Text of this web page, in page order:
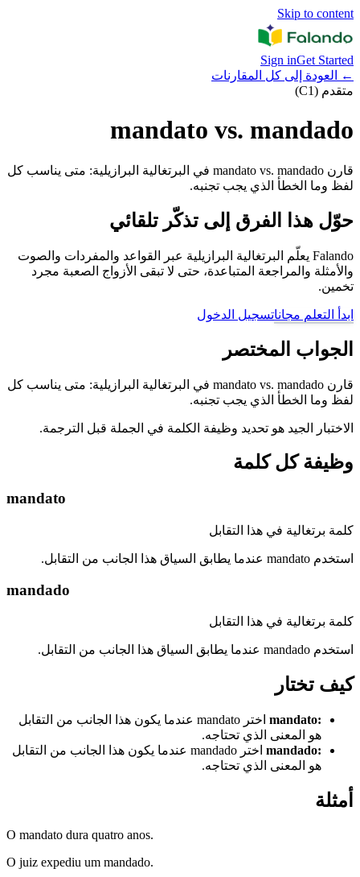
Skip to content
Sign inGet Started
←
العودة إلى كل المقارنات
متقدم (C1)
mandato vs. mandado
قارن mandato vs. mandado في البرتغالية البرازيلية: متى يناسب كل
لفظ وما الخطأ الذي يجب تجنبه.
حوّل هذا الفرق إلى تذكّر تلقائي
Falando يعلّم البرتغالية البرازيلية عبر القواعد والمفردات والصوت
والأمثلة والمراجعة المتباعدة، حتى لا تبقى الأزواج الصعبة مجرد
تخمين.
ابدأ التعلم مجاناتسجيل الدخول
الجواب المختصر
قارن mandato vs. mandado في البرتغالية البرازيلية: متى يناسب كل
لفظ وما الخطأ الذي يجب تجنبه.
الاختبار الجيد هو تحديد وظيفة الكلمة في الجملة قبل الترجمة.
وظيفة كل كلمة
mandato
كلمة برتغالية في هذا التقابل
استخدم mandato عندما يطابق السياق هذا الجانب من التقابل.
mandado
كلمة برتغالية في هذا التقابل
استخدم mandado عندما يطابق السياق هذا الجانب من التقابل.
كيف تختار
mandato:
اختر mandato عندما يكون هذا الجانب من التقابل
هو المعنى الذي تحتاجه.
mandado:
اختر mandado عندما يكون هذا الجانب من التقابل
هو المعنى الذي تحتاجه.
أمثلة
O mandato dura quatro anos.
O juiz expediu um mandado.